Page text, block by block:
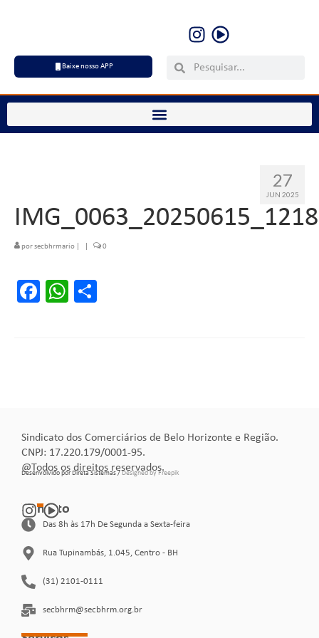
Baixe nosso APP
27
JUN 2025
porsecbhrmario 0
Facebook
WhatsApp
Sindicato dos Comerciários de Belo Horizonte e Região.
CNPJ: 17.220.179/0001-95.
@Todos os direitos reservados.
Desenvolvido por Direta Sistemas /Designed by Freepik
Contato
Das 8h às 17h De Segunda a Sexta-feira
Rua Tupinambás, 1.045, Centro - BH
(31) 2101-0111
secbhrm@secbhrm.org.br